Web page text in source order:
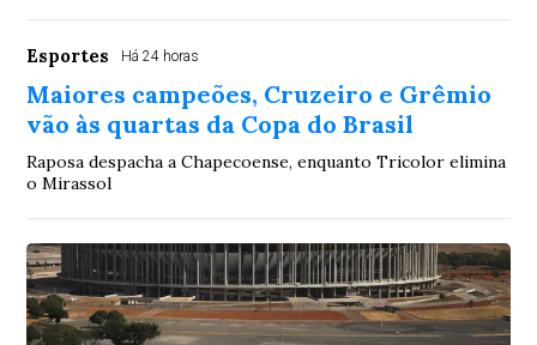
Esportes Há 24 horas
Maiores campeões, Cruzeiro e Grêmio
vão às quartas da Copa do Brasil
Raposa despacha a Chapecoense, enquanto Tricolor elimina
o Mirassol